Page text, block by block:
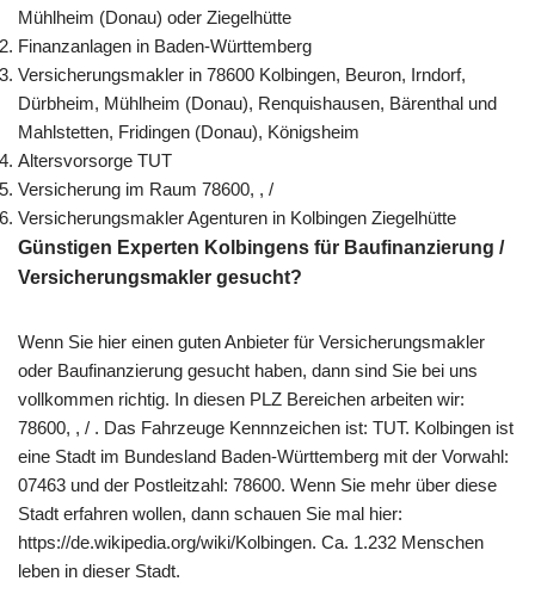
Mühlheim (Donau) oder Ziegelhütte
Finanzanlagen in Baden-Württemberg
Versicherungsmakler in 78600 Kolbingen, Beuron, Irndorf,
Dürbheim, Mühlheim (Donau), Renquishausen, Bärenthal und
Mahlstetten, Fridingen (Donau), Königsheim
Altersvorsorge TUT
Versicherung im Raum 78600, , /
Versicherungsmakler Agenturen in Kolbingen Ziegelhütte
Günstigen Experten Kolbingens für Baufinanzierung /
Versicherungsmakler gesucht?
Wenn Sie hier einen guten Anbieter für Versicherungsmakler
oder Baufinanzierung gesucht haben, dann sind Sie bei uns
vollkommen richtig. In diesen PLZ Bereichen arbeiten wir:
78600, , / . Das Fahrzeuge Kennnzeichen ist: TUT. Kolbingen ist
eine Stadt im Bundesland Baden-Württemberg mit der Vorwahl:
07463 und der Postleitzahl: 78600. Wenn Sie mehr über diese
Stadt erfahren wollen, dann schauen Sie mal hier:
https://de.wikipedia.org/wiki/Kolbingen. Ca. 1.232 Menschen
leben in dieser Stadt.